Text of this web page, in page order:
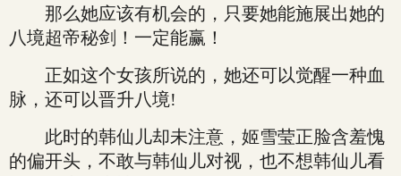
那么她应该有机会的，只要她能施展出她的
八境超帝秘剑！一定能赢！
正如这个女孩所说的，她还可以觉醒一种血
脉，还可以晋升八境!
此时的韩仙儿却未注意，姬雪莹正脸含羞愧
的偏开头，不敢与韩仙儿对视，也不想韩仙儿看